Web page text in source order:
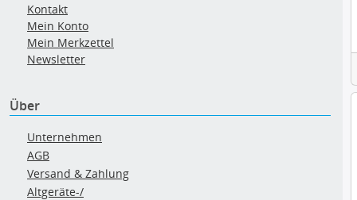
Kontakt
Mein Konto
Mein Merkzettel
Newsletter
Über
Unternehmen
AGB
Versand & Zahlung
Altgeräte-/